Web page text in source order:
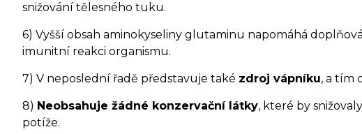
snižování tělesného tuku.
6) Vyšší obsah aminokyseliny glutaminu napomáhá
imunitní reakci organismu.
7) V neposlední řadě představuje také zdroj vápníku, a tím
8) Neobsahuje žádné konzervační látky, které by
potíže.